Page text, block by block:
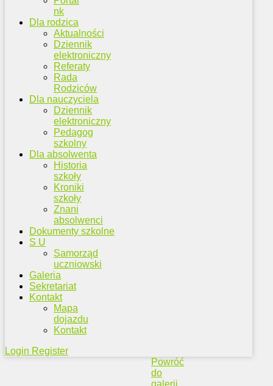
nk
Dla rodzica
Aktualności
Dziennik
elektroniczny
Referaty
Rada
Rodziców
Dla nauczyciela
Dziennik
elektroniczny
Pedagog
szkolny
Dla absolwenta
Historia
szkoły
Kroniki
szkoły
Znani
absolwenci
Dokumenty szkolne
S U
Samorząd
uczniowski
Galeria
Sekretariat
Kontakt
Mapa
dojazdu
Kontakt
Login Register
Powróć
do
galerii